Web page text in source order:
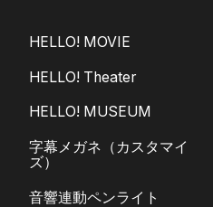
HELLO! MOVIE
HELLO! Theater
HELLO! MUSEUM
字幕メガネ（カスタマイ
ズ）
音響連動ペンライト